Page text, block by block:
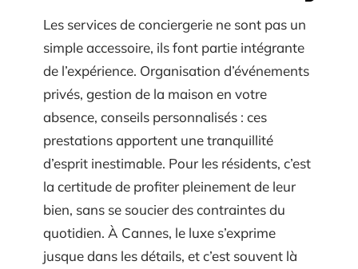
Les services de conciergerie ne sont pas un
simple accessoire, ils font partie intégrante
de l’expérience. Organisation d’événements
privés, gestion de la maison en votre
absence, conseils personnalisés : ces
prestations apportent une tranquillité
d’esprit inestimable. Pour les résidents, c’est
la certitude de profiter pleinement de leur
bien, sans se soucier des contraintes du
quotidien. À Cannes, le luxe s’exprime
jusque dans les détails, et c’est souvent là